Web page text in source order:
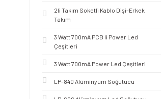
2li Takım Soketli Kablo Dişi-Erkek
Takım
3 Watt 700mA PCB li Power Led
Çeşitleri
3 Watt 700mA Power Led Çeşitleri
LP-840 Alüminyum Soğutucu